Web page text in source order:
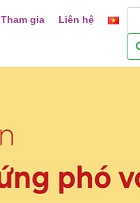
Tham gia Liên hệ